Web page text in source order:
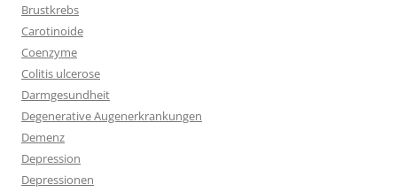
Brustkrebs
Carotinoide
Coenzyme
Colitis ulcerose
Darmgesundheit
Degenerative Augenerkrankungen
Demenz
Depression
Depressionen